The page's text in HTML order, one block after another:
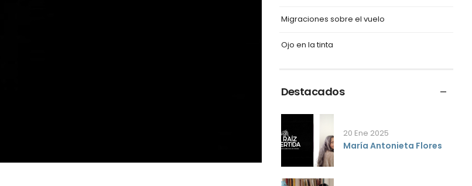
Migraciones sobre el vuelo
Ojo en la tinta
Destacados
20 Ene 2025
María Antonieta Flores